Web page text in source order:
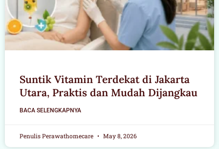
Suntik Vitamin Terdekat di Jakarta
Utara, Praktis dan Mudah Dijangkau
BACA SELENGKAPNYA
Penulis Perawathomecare May 8, 2026